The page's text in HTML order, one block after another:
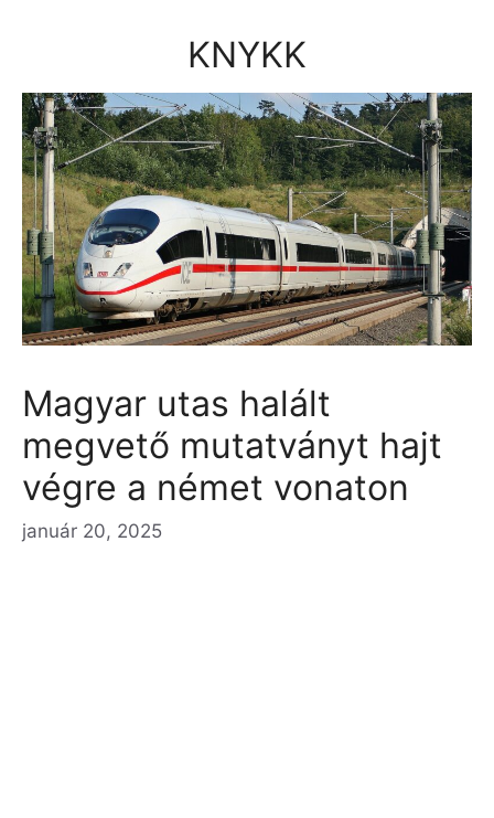
KNYKK
Magyar utas halált
megvető mutatványt hajt
végre a német vonaton
január 20, 2025